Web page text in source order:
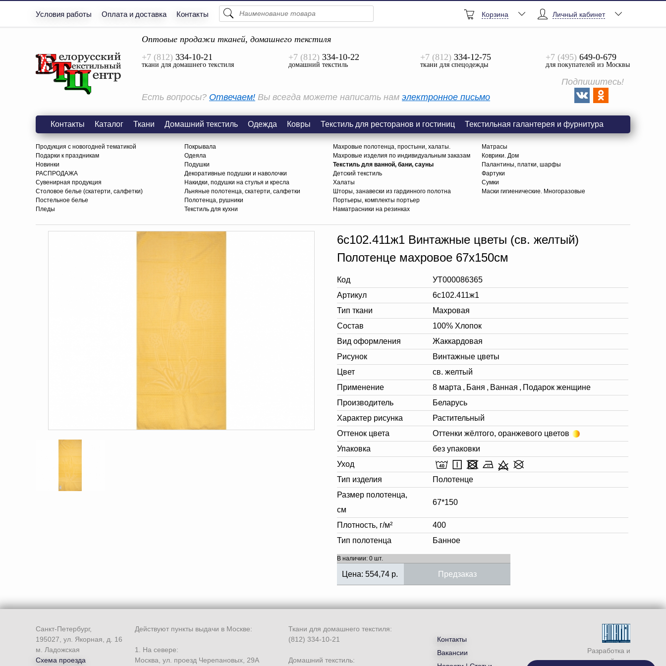
Условия работы Оплата и доставка Контакты
Просмотреть Все
Личный кабинет
Корзина
Оптовые продажи тканей, домашнего текстиля
+7 (812) 334-10-21
ткани для домашнего текстиля
+7 (812) 334-10-22
домашний текстиль
+7 (812) 334-12-75
ткани для спецодежды
+7 (495) 649-0-679
для покупателей из Москвы
Есть вопросы? Отвечаем! Вы всегда можете написать нам электронное письмо
Подпишитесь!
Контакты Каталог Ткани Домашний текстиль Одежда Ковры Текстиль для ресторанов и гостиниц Текстильная галантерея и фурнитура
Продукция с новогодней тематикой
Подарки к праздникам
Новинки
РАСПРОДАЖА
Сувенирная продукция
Столовое белье (скатерти, салфетки)
Постельное белье
Пледы
Покрывала
Одеяла
Подушки
Декоративные подушки и наволочки
Накидки, подушки на стулья и кресла
Льняные полотенца, скатерти, салфетки
Полотенца, рушники
Текстиль для кухни
Махровые полотенца, простыни, халаты.
Махровые изделия по индивидуальным заказам
Текстиль для ванной, бани, сауны
Детский текстиль
Халаты
Шторы, занавески из гардинного полотна
Портьеры, комплекты портьер
Наматрасники на резинках
Матрасы
Коврики. Дом
Палантины, платки, шарфы
Фартуки
Сумки
Маски гигиенические. Многоразовые
6с102.411ж1 Винтажные цветы (св. желтый)
Полотенце махровое 67х150см
Код
УТ000086365
Артикул
6с102.411ж1
Тип ткани
Махровая
Состав
100% Хлопок
Вид оформления
Жаккардовая
Рисунок
Винтажные цветы
Цвет
св. желтый
Применение
8 марта , Баня , Ванная , Подарок женщине
Производитель
Беларусь
Характер рисунка
Растительный
Оттенок цвета
Оттенки жёлтого, оранжевого цветов
Упаковка
без упаковки
Уход
Тип изделия
Полотенце
Размер полотенца,
см
67*150
Плотность, г/м²
400
Тип полотенца
Банное
В наличии: 0 шт.
Цена: 554,74 р. Предзаказ
Разработка и
продвижение сайта —
Санкт-Петербург,
195027, ул. Якорная, д. 16
м. Ладожская
Схема проезда
Действуют пункты выдачи в Москве:
1. На севере:
Москва, ул. проезд Черепановых, 29А
Ткани для домашнего текстиля:
(812) 334-10-21
Домашний текстиль:
Контакты
Вакансии